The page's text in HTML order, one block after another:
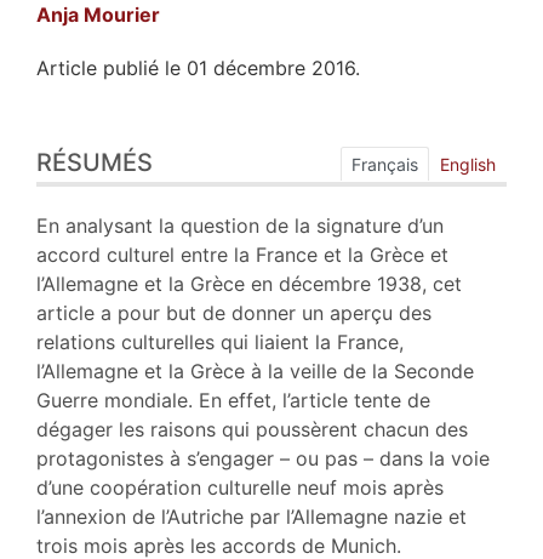
Anja Mourier
Article publié le 01 décembre 2016.
Index
Plan
Texte
Bibliographie
Notes
Citer cet article
Auteur
RÉSUMÉS Français English
En analysant la question de la signature d’un
accord culturel entre la France et la Grèce et
l’Allemagne et la Grèce en décembre 1938, cet
article a pour but de donner un aperçu des
relations culturelles qui liaient la France,
l’Allemagne et la Grèce à la veille de la Seconde
Guerre mondiale. En effet, l’article tente de
dégager les raisons qui poussèrent chacun des
protagonistes à s’engager – ou pas – dans la voie
d’une coopération culturelle neuf mois après
l’annexion de l’Autriche par l’Allemagne nazie et
trois mois après les accords de Munich.